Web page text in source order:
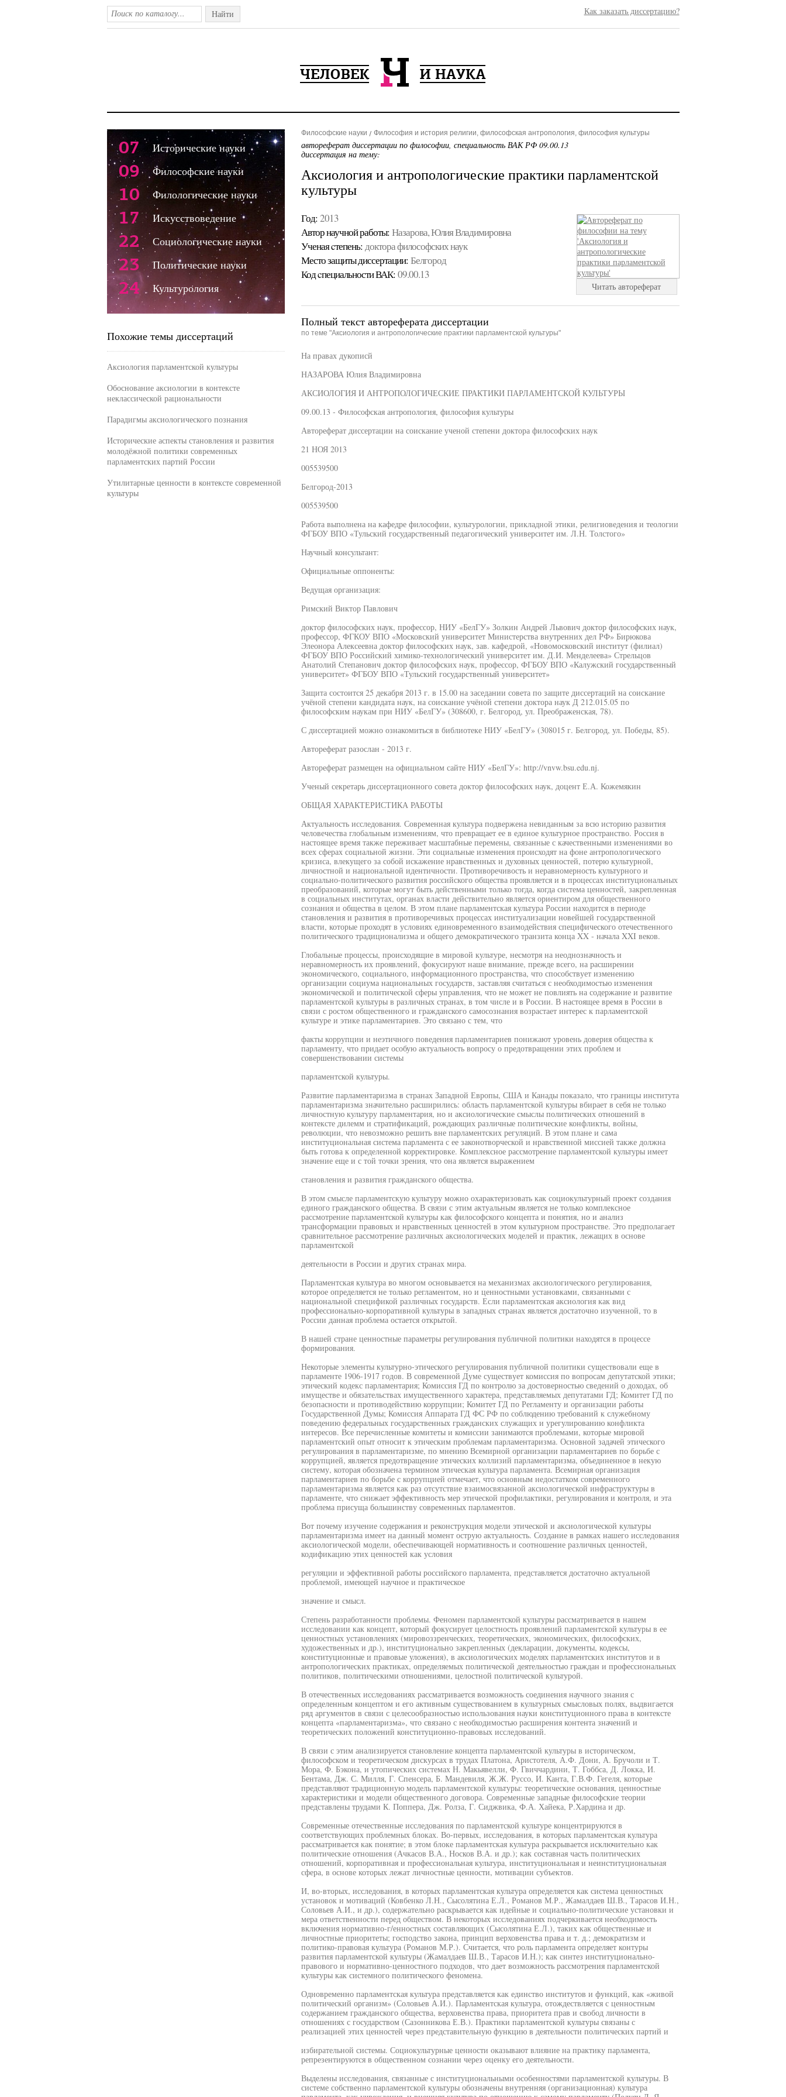
Найти Как заказать диссертацию?
Философские науки Философия и история религии, философская антропология, философия культуры
автореферат диссертации по философии, специальность ВАК РФ 09.00.13
диссертация на тему:
Аксиология и антропологические практики парламентской
культуры
Год: 2013
Автор научной работы: Назарова, Юлия Владимировна
Ученая cтепень: доктора философских наук
Место защиты диссертации: Белгород
Код cпециальности ВАК: 09.00.13
Читать автореферат
Полный текст автореферата диссертации
по теме "Аксиология и антропологические практики парламентской культуры"
На правах дукописй
НАЗАРОВА Юлия Владимировна
АКСИОЛОГИЯ И АНТРОПОЛОГИЧЕСКИЕ ПРАКТИКИ ПАРЛАМЕНТСКОЙ КУЛЬТУРЫ
09.00.13 - Философская антропология, философия культуры
Автореферат диссертации на соискание ученой степени доктора философских наук
21 НОЯ 2013
005539500
Белгород-2013
005539500
Работа выполнена на кафедре философии, культурологии, прикладной этики, религиоведения и теологии
ФГБОУ ВПО «Тульский государственный педагогический университет им. Л.Н. Толстого»
Научный консультант:
Официальные оппоненты:
Ведущая организация:
Римский Виктор Павлович
доктор философских наук, профессор, НИУ «БелГУ» Золкин Андрей Львович доктор философских наук,
профессор, ФГКОУ ВПО «Московский университет Министерства внутренних дел РФ» Бирюкова
Элеонора Алексеевна доктор философских наук, зав. кафедрой, «Новомосковский институт (филиал)
ФГБОУ ВПО Российский химико-технологический университет им. Д.И. Менделеева» Стрельцов
Анатолий Степанович доктор философских наук, профессор, ФГБОУ ВПО «Калужский государственный
университет» ФГБОУ ВПО «Тульский государственный университет»
Защита состоится 25 декабря 2013 г. в 15.00 на заседании совета по защите диссертаций на соискание
учёной степени кандидата наук, на соискание учёной степени доктора наук Д 212.015.05 по
философским наукам при НИУ «БелГУ» (308600, г. Белгород, ул. Преображенская, 78).
С диссертацией можно ознакомиться в библиотеке НИУ «БелГУ» (308015 г. Белгород, ул. Победы, 85).
Автореферат разослан - 2013 г.
Автореферат размещен на официальном сайте НИУ «БелГУ»: http://vnvw.bsu.edu.nj.
Ученый секретарь диссертационного совета доктор философских наук, доцент Е.А. Кожемякин
ОБЩАЯ ХАРАКТЕРИСТИКА РАБОТЫ
Актуальность исследования. Современная культура подвержена невиданным за всю историю развития
человечества глобальным изменениям, что превращает ее в единое культурное пространство. Россия в
настоящее время также переживает масштабные перемены, связанные с качественными изменениями во
всех сферах социальной жизни. Эти социальные изменения происходят на фоне антропологического
кризиса, влекущего за собой искажение нравственных и духовных ценностей, потерю культурной,
личностной и национальной идентичности. Противоречивость и неравномерность культурного и
социально-политического развития российского общества проявляется и в процессах институциональных
преобразований, которые могут быть действенными только тогда, когда система ценностей, закрепленная
в социальных институтах, органах власти действительно является ориентиром для общественного
сознания и общества в целом. В этом плане парламентская культура России находится в периоде
становления и развития в противоречивых процессах институализации новейшей государственной
власти, которые проходят в условиях единовременного взаимодействия специфического отечественного
политического традиционализма и общего демократического транзита конца XX - начала XXI веков.
Глобальные процессы, происходящие в мировой культуре, несмотря на неоднозначность и
неравномерность их проявлений, фокусируют наше внимание, прежде всего, на расширении
экономического, социального, информационного пространства, что способствует изменению
организации социума национальных государств, заставляя считаться с необходимостью изменения
экономической и политической сферы управления, что не может не повлиять на содержание и развитие
парламентской культуры в различных странах, в том числе и в России. В настоящее время в России в
связи с ростом общественного и гражданского самосознания возрастает интерес к парламентской
культуре и этике парламентариев. Это связано с тем, что
факты коррупции и неэтичного поведения парламентариев понижают уровень доверия общества к
парламенту, что придает особую актуальность вопросу о предотвращении этих проблем и
совершенствовании системы
парламентской культуры.
Развитие парламентаризма в странах Западной Европы, США и Канады показало, что границы института
парламентаризма значительно расширились: область парламентской культуры вбирает в себя не только
личностную культуру парламентария, но и аксиологические смыслы политических отношений в
контексте дилемм и стратификаций, рождающих различные политические конфликты, войны,
революции, что невозможно решить вне парламентских регуляций. В этом плане и сама
институциональная система парламента с ее законотворческой и нравственной миссией также должна
быть готова к определенной корректировке. Комплексное рассмотрение парламентской культуры имеет
значение еще и с той точки зрения, что она является выражением
становления и развития гражданского общества.
В этом смысле парламентскую культуру можно охарактеризовать как социокультурный проект создания
единого гражданского общества. В связи с этим актуальным является не только комплексное
рассмотрение парламентской культуры как философского концепта и понятия, но и анализ
трансформации правовых и нравственных ценностей в этом культурном пространстве. Это предполагает
сравнительное рассмотрение различных аксиологических моделей и практик, лежащих в основе
парламентской
деятельности в России и других странах мира.
Парламентская культура во многом основывается на механизмах аксиологического регулирования,
которое определяется не только регламентом, но и ценностными установками, связанными с
национальной спецификой различных государств. Если парламентская аксиология как вид
профессионально-корпоративной культуры в западных странах является достаточно изученной, то в
России данная проблема остается открытой.
В нашей стране ценностные параметры регулирования публичной политики находятся в процессе
формирования.
Некоторые элементы культурно-этического регулирования публичной политики существовали еще в
парламенте 1906-1917 годов. В современной Думе существует комиссия по вопросам депутатской этики;
этический кодекс парламентария; Комиссия ГД по контролю за достоверностью сведений о доходах, об
имуществе и обязательствах имущественного характера, представляемых депутатами ГД; Комитет ГД по
безопасности и противодействию коррупции; Комитет ГД по Регламенту и организации работы
Государственной Думы; Комиссия Аппарата ГД ФС РФ по соблюдению требований к служебному
поведению федеральных государственных гражданских служащих и урегулированию конфликта
интересов. Все перечисленные комитеты и комиссии занимаются проблемами, которые мировой
парламентский опыт относит к этическим проблемам парламентаризма. Основной задачей этического
регулирования в парламентаризме, по мнению Всемирной организации парламентариев по борьбе с
коррупцией, является предотвращение этических коллизий парламентаризма, объединенное в некую
систему, которая обозначена термином этическая культура парламента. Всемирная организация
парламентариев по борьбе с коррупцией отмечает, что основным недостатком современного
парламентаризма является как раз отсутствие взаимосвязанной аксиологической инфраструктуры в
парламенте, что снижает эффективность мер этической профилактики, регулирования и контроля, и эта
проблема присуща большинству современных парламентов.
Вот почему изучение содержания и реконструкция модели этической и аксиологической культуры
парламентаризма имеет на данный момент острую актуальность. Создание в рамках нашего исследования
аксиологической модели, обеспечивающей нормативность и соотношение различных ценностей,
кодификацию этих ценностей как условия
регуляции и эффективной работы российского парламента, представляется достаточно актуальной
проблемой, имеющей научное и практическое
значение и смысл.
Степень разработанности проблемы. Феномен парламентской культуры рассматривается в нашем
исследовании как концепт, который фокусирует целостность проявлений парламентской культуры в ее
ценностных установлениях (мировоззренческих, теоретических, экономических, философских,
художественных и др.), институционально закрепленных (декларации, документы, кодексы,
конституционные и правовые уложения), в аксиологических моделях парламентских институтов и в
антропологических практиках, определяемых политической деятельностью граждан и профессиональных
политиков, политическими отношениями, целостной политической культурой.
В отечественных исследованиях рассматривается возможность соединения научного знания с
определенным концептом и его активным существованием в культурных смысловых полях, выдвигается
ряд аргументов в связи с целесообразностью использования науки конституционного права в контексте
концепта «парламентаризма», что связано с необходимостью расширения контента значений и
теоретических положений конституционно-правовых исследований.
В связи с этим анализируется становление концепта парламентской культуры в историческом,
философском и теоретическом дискурсах в трудах Платона, Аристотеля, А.Ф. Дони, А. Бручоли и Т.
Мора, Ф. Бэкона, и утопических системах Н. Макьявелли, Ф. Гвиччардини, Т. Гоббса, Д. Локка, И.
Бентама, Дж. С. Милля, Г. Спенсера, Б. Мандевиля, Ж.Ж. Руссо, И. Канта, Г.В.Ф. Гегеля, которые
представляют традиционную модель парламентской культуры: теоретические основания, ценностные
характеристики и модели общественного договора. Современные западные философские теории
представлены трудами К. Поппера, Дж. Ролза, Г. Сиджвика, Ф.А. Хайека, Р.Хардина и др.
Современные отечественные исследования по парламентской культуре концентрируются в
соответствующих проблемных блоках. Во-первых, исследования, в которых парламентская культура
рассматривается как понятие; в этом блоке парламентская культура раскрывается исключительно как
политические отношения (Ачкасов В.А., Носков В.А. и др.); как составная часть политических
отношений, корпоративная и профессиональная культура, институциональная и неинституциональная
сфера, в основе которых лежат личностные ценности, мотивации субъектов.
И, во-вторых, исследования, в которых парламентская культура определяется как система ценностных
установок и мотиваций (Ковбенко Л.Н., Сысолятина Е.Л., Романов М.Р., Жамалдаев Ш.В., Тарасов И.Н.,
Соловьев А.И., и др.), содержательно раскрывается как идейные и социально-политические установки и
мера ответственности перед обществом. В некоторых исследованиях подчеркивается необходимость
включения нормативно-г/енностных составляющих (Сысолятина Е.Л.), таких как общественные и
личностные приоритеты; господство закона, принцип верховенства права и т. д.; демократизм и
политико-правовая культура (Романов М.Р.). Считается, что роль парламента определяет контуры
развития парламентской культуры (Жамалдаев Ш.В., Тарасов И.Н.); как синтез институционально-
правового и нормативно-ценностного подходов, что дает возможность рассмотрения парламентской
культуры как системного политического феномена.
Одновременно парламентская культура представляется как единство институтов и функций, как «живой
политический организм» (Соловьев А.И.). Парламентская культура, отождествляется с ценностным
содержанием гражданского общества, верховенства права, приоритета прав и свобод личности в
отношениях с государством (Сазонникова Е.В.). Практики парламентской культуры связаны с
реализацией этих ценностей через представительную функцию в деятельности политических партий и
избирательной системы. Социокультурные ценности оказывают влияние на практику парламента,
репрезентируются в общественном сознании через оценку его деятельности.
Выделены исследования, связанные с институциональными особенностями парламентской культуры. В
системе собственно парламентской культуры обозначены внутренняя (организационная) культура
07 Исторические науки
09 Философские науки
10 Филологические науки
17 Искусствоведение
22 Социологические науки
23 Политические науки
24 Культурология
Похожие темы диссертаций
Аксиология парламентской культуры
Обоснование аксиологии в контексте
неклассической рациональности
Парадигмы аксиологического познания
Исторические аспекты становления и развития
молодёжной политики современных
парламентских партий России
Утилитарные ценности в контексте современной
культуры